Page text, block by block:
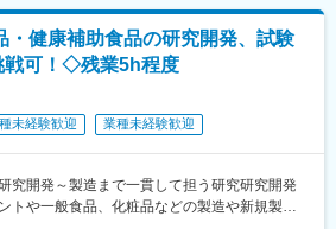
わせて直行直帰可
ありません
で困っていることがないかなど、親身にお話
様と信頼関係を築き、お客様の健康管理に貢
す。
き目があって良かったよ。」「こないだのリ
。ちょうどまた買おうと思ってたの。来てく
について
、自社開発の製品とメイクアップだけでな
ンション、眉施術を提供してお客様の美しさ
アップと施術の複合ブランドです。
環境
良い！仲が良いですが、サバサバしている方
して褒め合う風土が根付いています。
いから、お客様を取り合うようなこともあり
彰制度があり、ご自身の頑張りをしっかりと
・健康補助食品の研究開発、試験
可！◇残業5h程度
未経験歓迎 業種未経験歓迎
究開発～製造まで一貫して担う研究研究開発
トや一般食品、化粧品などの製造や新規製品